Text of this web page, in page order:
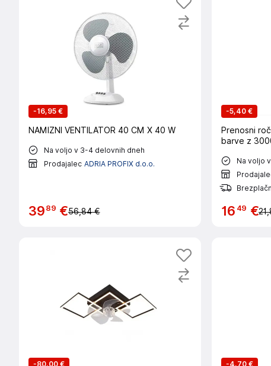
-16,95 €
NAMIZNI VENTILATOR 40 CM X 40 W
Na voljo v 3-4 delovnih dneh
Prodajalec ADRIA PROFIX d.o.o.
3989 €56,84 €
-5,40 €
Prenosni
barve z
Na voljo
16 49 €
-80,00 € -4,70 €